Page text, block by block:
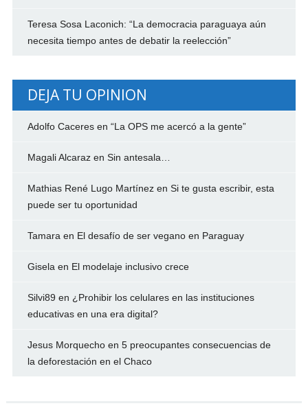
Teresa Sosa Laconich: “La democracia paraguaya aún
necesita tiempo antes de debatir la reelección”
DEJA TU OPINION
Adolfo Caceresen “La OPS me acercó a la gente”
Magali Alcarazen Sin antesala…
Mathias René Lugo Martínezen Si te gusta escribir, esta
puede ser tu oportunidad
Tamara en El desafío de ser vegano en Paraguay
Gisela en El modelaje inclusivo crece
Silvi89 en ¿Prohibir los celulares en las instituciones
educativas en una era digital?
Jesus Morquechoen 5 preocupantes consecuencias de
la deforestación en el Chaco